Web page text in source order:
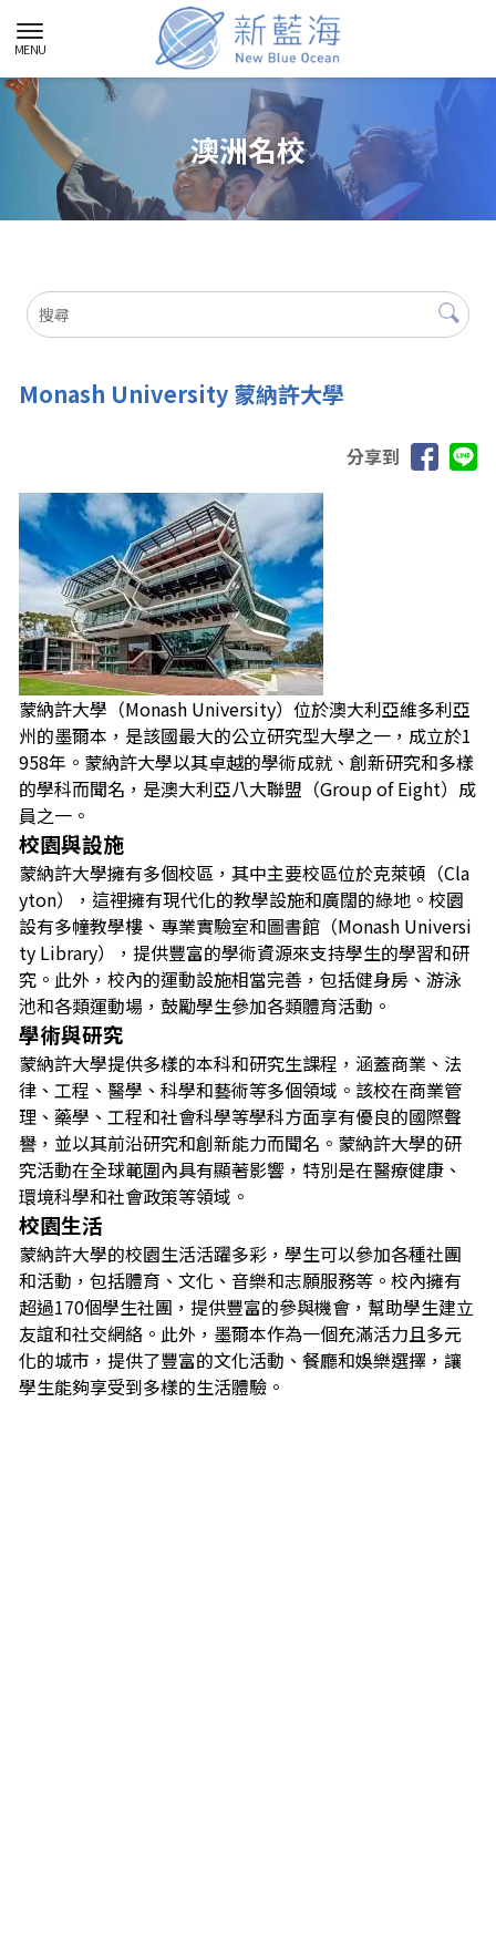
澳洲名校
Monash University 蒙納許大學
分享到
蒙納許大學（Monash University）位於澳大利亞維多利亞
州的墨爾本，是該國最大的公立研究型大學之一，成立於1
958年。蒙納許大學以其卓越的學術成就、創新研究和多樣
的學科而聞名，是澳大利亞八大聯盟（Group of Eight）成
員之一。
校園與設施
蒙納許大學擁有多個校區，其中主要校區位於克萊頓（Cla
yton），這裡擁有現代化的教學設施和廣闊的綠地。校園
設有多幢教學樓、專業實驗室和圖書館（Monash Universi
ty Library），提供豐富的學術資源來支持學生的學習和研
究。此外，校內的運動設施相當完善，包括健身房、游泳
池和各類運動場，鼓勵學生參加各類體育活動。
學術與研究
蒙納許大學提供多樣的本科和研究生課程，涵蓋商業、法
律、工程、醫學、科學和藝術等多個領域。該校在商業管
理、藥學、工程和社會科學等學科方面享有優良的國際聲
譽，並以其前沿研究和創新能力而聞名。蒙納許大學的研
究活動在全球範圍內具有顯著影響，特別是在醫療健康、
環境科學和社會政策等領域。
校園生活
蒙納許大學的校園生活活躍多彩，學生可以參加各種社團
和活動，包括體育、文化、音樂和志願服務等。校內擁有
超過170個學生社團，提供豐富的參與機會，幫助學生建立
友誼和社交網絡。此外，墨爾本作為一個充滿活力且多元
化的城市，提供了豐富的文化活動、餐廳和娛樂選擇，讓
學生能夠享受到多樣的生活體驗。